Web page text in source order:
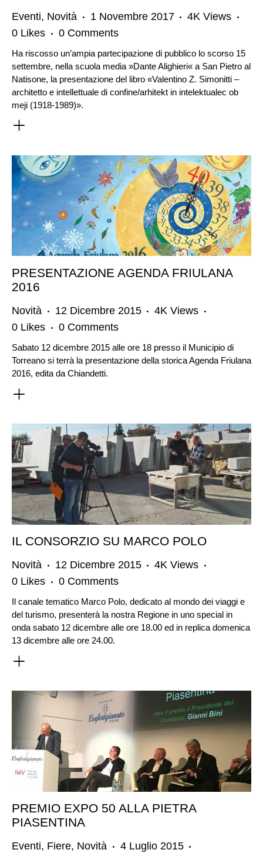
Eventi, Novità 1 Novembre 2017 4K Views
0 Likes 0 Comments
Ha riscosso un’ampia partecipazione di pubblico lo scorso 15
settembre, nella scuola media »Dante Alighieri« a San Pietro al
Natisone, la presentazione del libro «Valentino Z. Simonitti –
architetto e intellettuale di confine/arhitekt in intelektualec ob
meji (1918-1989)».
PRESENTAZIONE AGENDA FRIULANA
2016
Novità 12 Dicembre 2015 4K Views
0 Likes 0 Comments
Sabato 12 dicembre 2015 alle ore 18 presso il Municipio di
Torreano si terrà la presentazione della storica Agenda Friulana
2016, edita da Chiandetti.
IL CONSORZIO SU MARCO POLO
Novità 12 Dicembre 2015 4K Views
0 Likes 0 Comments
Il canale tematico Marco Polo, dedicato al mondo dei viaggi e
del turismo, presenterà la nostra Regione in uno special in
onda sabato 12 dicembre alle ore 18.00 ed in replica domenica
13 dicembre alle ore 24.00.
PREMIO EXPO 50 ALLA PIETRA
PIASENTINA
Eventi, Fiere, Novità 4 Luglio 2015